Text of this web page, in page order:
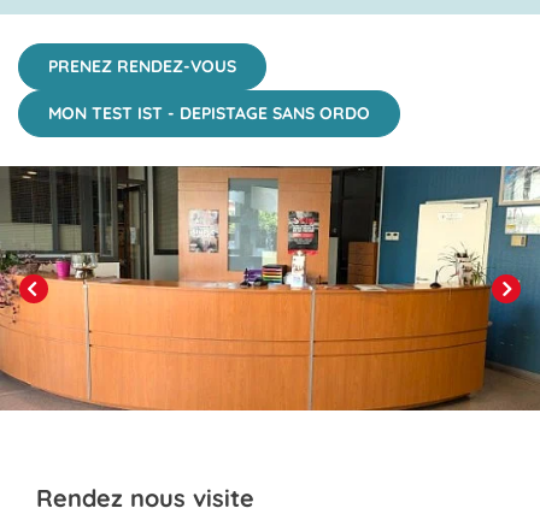
PRENEZ RENDEZ-VOUS
MON TEST IST - DEPISTAGE SANS ORDO
Previous
Next
Click to View in Slide Show
Rendez nous visite